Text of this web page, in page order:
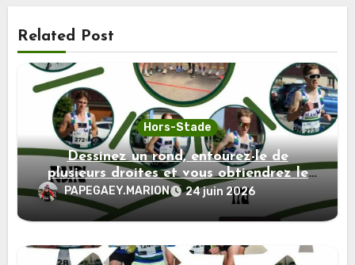
Related Post
Hors-Stade
Dessinez un rond, entourez-le de
plusieurs droites et vous obtiendrez le
soleil.
PAPEGAEY.MARION 24 juin 2026